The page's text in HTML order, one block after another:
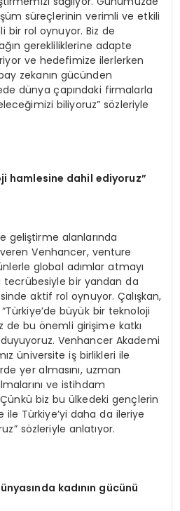
süreçlerinin verimli ve etkili
bir rol oynuyor. Biz de
gerekliliklerine adapte
ve hedefimize ilerlerken
zekanın gücünden
dünya çapındaki firmalarla
biliyoruz” sözleriyle
hamlesine dahil ediyoruz”
geliştirme alanlarında
Venhancer, venture
global adımlar atmayı
tecrübesiyle bir yandan da
aktif rol oynuyor. Çalışkan,
büyük bir teknoloji
de bu önemli girişime katkı
Venhancer Akademi
üniversite iş birlikleri ile
yer almasını, uzman
ve istihdam
biz bu ülkedeki gençlerin
ile Türkiye’yi daha da ileriye
sözleriyle anlatıyor.
kadının gücünü